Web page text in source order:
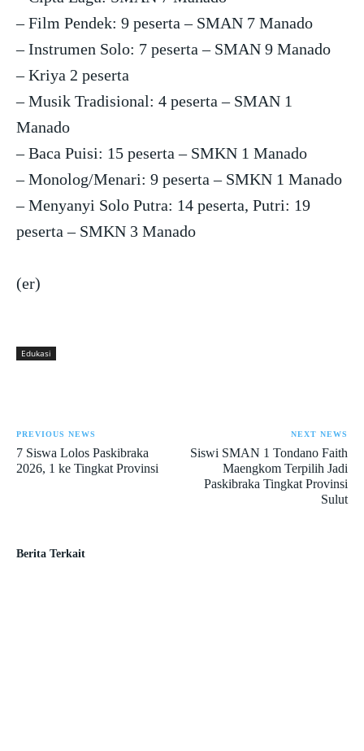
– Film Pendek: 9 peserta – SMAN 7 Manado
– Instrumen Solo: 7 peserta – SMAN 9 Manado
– Kriya 2 peserta
– Musik Tradisional: 4 peserta – SMAN 1
Manado
– Baca Puisi: 15 peserta – SMKN 1 Manado
– Monolog/Menari: 9 peserta – SMKN 1 Manado
– Menyanyi Solo Putra: 14 peserta, Putri: 19
peserta – SMKN 3 Manado
(er)
Edukasi
PREVIOUS NEWS
7 Siswa Lolos Paskibraka
2026, 1 ke Tingkat Provinsi
NEXT NEWS
Siswi SMAN 1 Tondano Faith
Maengkom Terpilih Jadi
Paskibraka Tingkat Provinsi
Sulut
Berita Terkait